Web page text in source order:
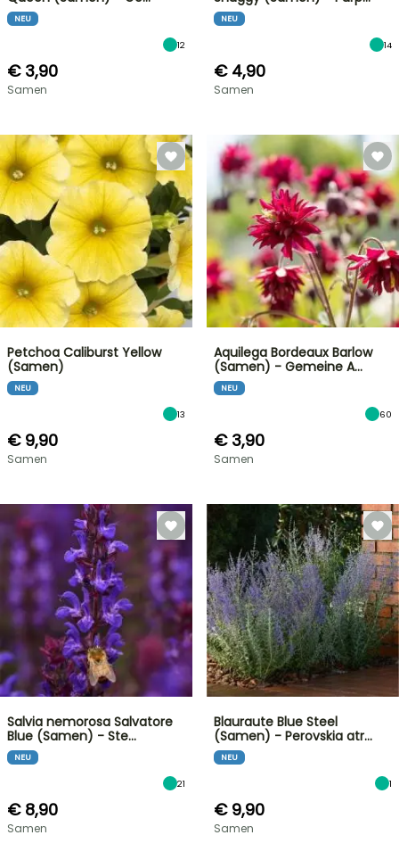
NEU
12
€ 3,90
Samen
NEU
14
€ 4,90
Samen
Petchoa Caliburst Yellow
(Samen)
NEU
13
€ 9,90
Samen
Aquilega Bordeaux Barlow
(Samen) - Gemeine A…
NEU
60
€ 3,90
Samen
Salvia nemorosa Salvatore
Blue (Samen) - Ste…
NEU
21
€ 8,90
Samen
Blauraute Blue Steel
(Samen) - Perovskia atr…
NEU
1
€ 9,90
Samen